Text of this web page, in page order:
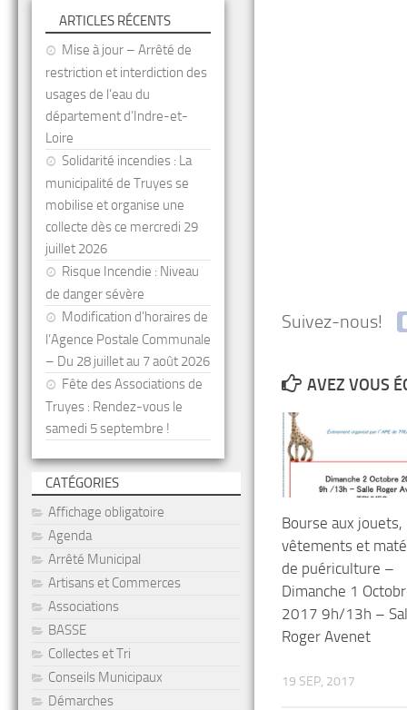
Suivez-nous!
AVEZ VOUS
Bourse aux jouets,
vêtements et
de puériculture –
Dimanche 1
2017 9h/13h –
Roger Avenet
19 SEP, 2017
ARTICLES RÉCENTS
Mise à jour – Arrêté de
restriction et interdiction des
usages de l’eau du
département d’Indre-et-
Loire
Solidarité incendies : La
municipalité de Truyes se
mobilise et organise une
collecte dès ce mercredi 29
juillet 2026
Risque Incendie : Niveau
de danger sévère
Modification d’horaires de
l’Agence Postale Communale
– Du 28 juillet au 7 août 2026
Fête des Associations de
Truyes : Rendez-vous le
samedi 5 septembre !
CATÉGORIES
Affichage obligatoire
Agenda
Arrêté Municipal
Artisans et Commerces
Associations
BASSE
Collectes et Tri
Conseils Municipaux
Démarches